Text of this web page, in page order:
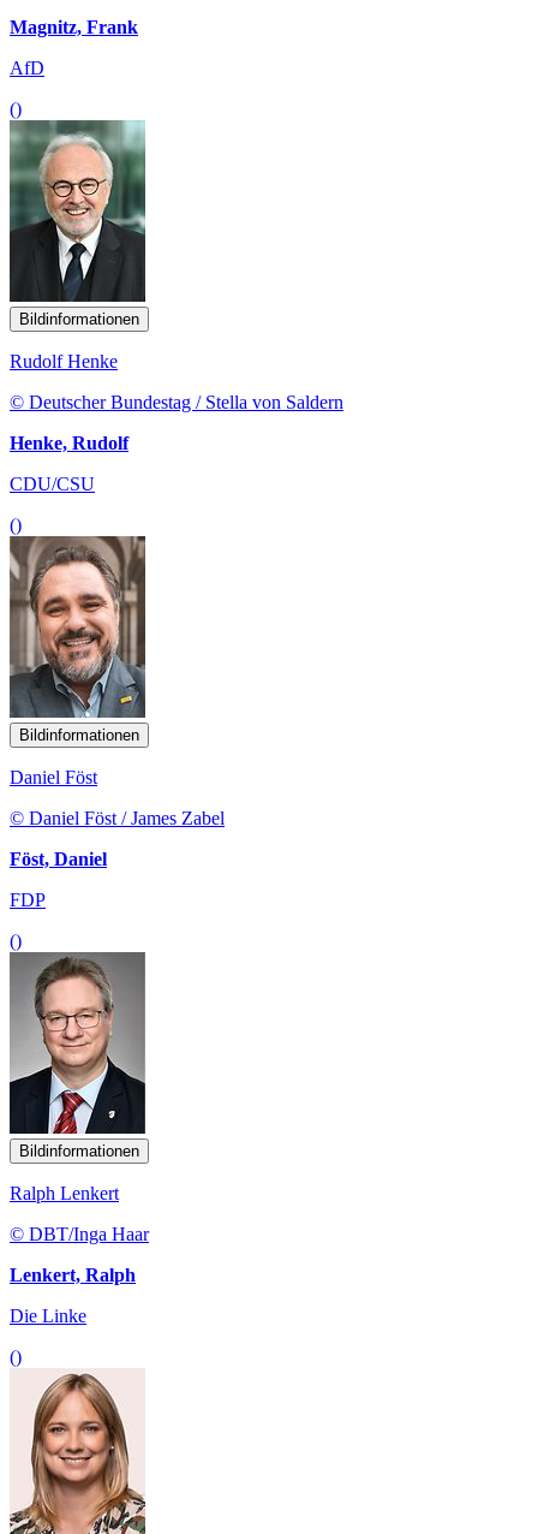
Magnitz, Frank
AfD
()
Bildinformationen
Rudolf Henke
© Deutscher Bundestag / Stella von Saldern
Henke, Rudolf
CDU/CSU
()
Bildinformationen
Daniel Föst
© Daniel Föst / James Zabel
Föst, Daniel
FDP
()
Bildinformationen
Ralph Lenkert
© DBT/Inga Haar
Lenkert, Ralph
Die Linke
()